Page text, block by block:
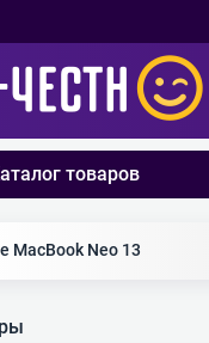
товаров
MacBook Neo 13